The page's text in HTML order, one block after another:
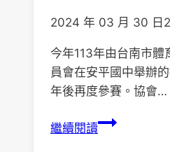
員
大
會
2024 年 03 月 30 日
今年113年由台南市
員會在安平國中舉辦
年後再度參賽。協會…
繼續閱讀《台